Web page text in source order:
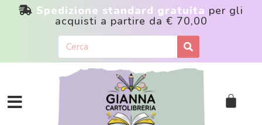
Spedizione standard gratuita per gli
acquisti a partire da € 70,00